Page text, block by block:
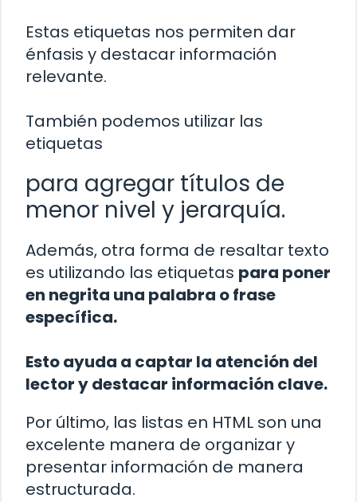
Estas etiquetas nos permiten dar
énfasis y destacar información
relevante.
También podemos utilizar las
etiquetas
para agregar títulos de
menor nivel y jerarquía.
Además, otra forma de resaltar texto
es utilizando las etiquetas para poner
en negrita una palabra o frase
específica.
Esto ayuda a captar la atención del
lector y destacar información clave.
Por último, las listas en HTML son una
excelente manera de organizar y
presentar información de manera
estructurada.